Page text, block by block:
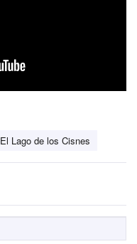
El Lago de los Cisnes